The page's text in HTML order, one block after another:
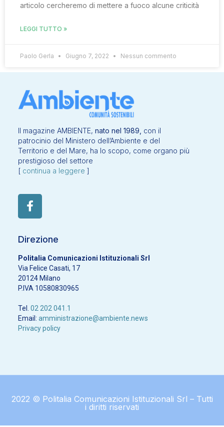
articolo cercheremo di mettere a fuoco alcune criticità
LEGGI TUTTO »
Paolo Gerla Giugno 7, 2022 Nessun commento
Il magazine AMBIENTE, nato nel 1989, con il
patrocinio del Ministero dell’Ambiente e del
Territorio e del Mare, ha lo scopo, come organo più
prestigioso del settore
[ continua a leggere ]
Direzione
Politalia Comunicazioni Istituzionali Srl
Via Felice Casati, 17
20124 Milano
P.IVA 10580830965
Tel. 02 202 041.1
Email: amministrazione@ambiente.news
Privacy policy
2022 © Politalia Comunicazioni Istituzionali Srl – Tutti
i diritti riservati